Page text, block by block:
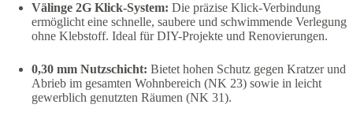
Välinge 2G Klick-System: Die präzise Klick-Verbindung
ermöglicht eine schnelle, saubere und schwimmende Verlegung
ohne Klebstoff. Ideal für DIY-Projekte und Renovierungen.
0,30 mm Nutzschicht: Bietet hohen Schutz gegen Kratzer und
Abrieb im gesamten Wohnbereich (NK 23) sowie in leicht
gewerblich genutzten Räumen (NK 31).